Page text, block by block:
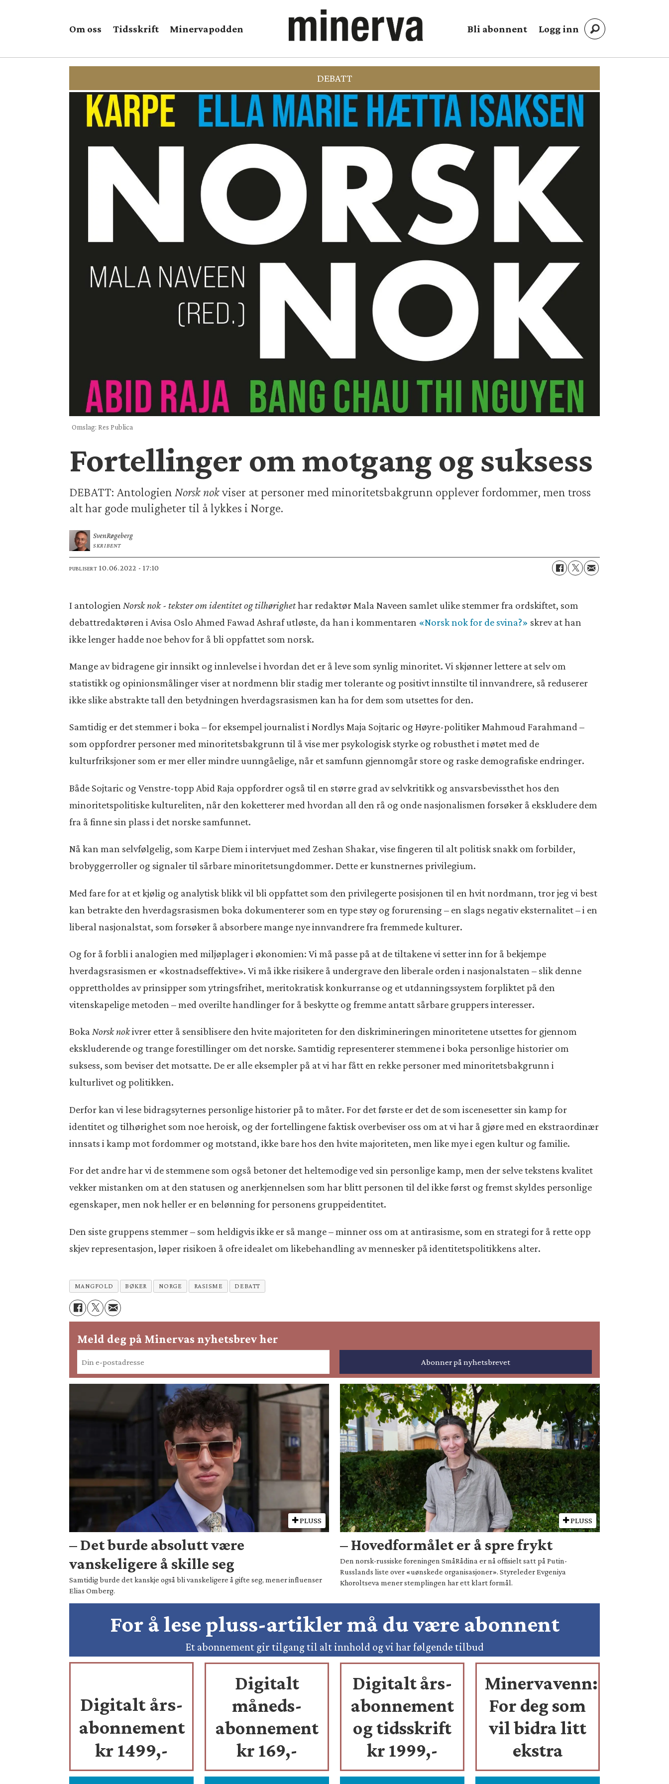
Om oss Tidsskrift Minervapodden Bli abonnent Logg inn
DEBATT
Omslag: Res Publica
Fortellinger om motgang og suksess
DEBATT: Antologien Norsk nokviser at personer med minoritetsbakgrunn opplever fordommer, men tross
alt har gode muligheter til å lykkes i Norge.
SvenRøgeberg
SKRIBENT
PUBLISERT 10.06.2022 - 17:10
I antologien Norsk nok - tekster om identitet og tilhørighethar redaktør Mala Naveen samlet ulike stemmer fra ordskiftet, som
debattredaktøren i Avisa Oslo Ahmed Fawad Ashraf utløste, da han i kommentaren «Norsk nok for de svina?» skrev at han
ikke lenger hadde noe behov for å bli oppfattet som norsk.
Mange av bidragene gir innsikt og innlevelse i hvordan det er å leve som synlig minoritet. Vi skjønner lettere at selv om
statistikk og opinionsmålinger viser at nordmenn blir stadig mer tolerante og positivt innstilte til innvandrere, så reduserer
ikke slike abstrakte tall den betydningen hverdagsrasismen kan ha for dem som utsettes for den.
Samtidig er det stemmer i boka – for eksempel journalist i Nordlys Maja Sojtaric og Høyre-politiker Mahmoud Farahmand –
som oppfordrer personer med minoritetsbakgrunn til å vise mer psykologisk styrke og robusthet i møtet med de
kulturfriksjoner som er mer eller mindre uunngåelige, når et samfunn gjennomgår store og raske demografiske endringer.
Både Sojtaric og Venstre-topp Abid Raja oppfordrer også til en større grad av selvkritikk og ansvarsbevissthet hos den
minoritetspolitiske kultureliten, når den koketterer med hvordan all den rå og onde nasjonalismen forsøker å ekskludere dem
fra å finne sin plass i det norske samfunnet.
Nå kan man selvfølgelig, som Karpe Diem i intervjuet med Zeshan Shakar, vise fingeren til alt politisk snakk om forbilder,
brobyggerroller og signaler til sårbare minoritetsungdommer. Dette er kunstnernes privilegium.
Med fare for at et kjølig og analytisk blikk vil bli oppfattet som den privilegerte posisjonen til en hvit nordmann, tror jeg vi best
kan betrakte den hverdagsrasismen boka dokumenterer som en type støy og forurensing – en slags negativ eksternalitet – i en
liberal nasjonalstat, som forsøker å absorbere mange nye innvandrere fra fremmede kulturer.
Og for å forbli i analogien med miljøplager i økonomien: Vi må passe på at de tiltakene vi setter inn for å bekjempe
hverdagsrasismen er «kostnadseffektive». Vi må ikke risikere å undergrave den liberale orden i nasjonalstaten – slik denne
opprettholdes av prinsipper som ytringsfrihet, meritokratisk konkurranse og et utdanningssystem forpliktet på den
vitenskapelige metoden – med overilte handlinger for å beskytte og fremme antatt sårbare gruppers interesser.
Boka Norsk nokivrer etter å sensiblisere den hvite majoriteten for den diskrimineringen minoritetene utsettes for gjennom
ekskluderende og trange forestillinger om det norske. Samtidig representerer stemmene i boka personlige historier om
suksess, som beviser det motsatte. De er alle eksempler på at vi har fått en rekke personer med minoritetsbakgrunn i
kulturlivet og politikken.
Derfor kan vi lese bidragsyternes personlige historier på to måter. For det første er det de som iscenesetter sin kamp for
identitet og tilhørighet som noe heroisk, og der fortellingene faktisk overbeviser oss om at vi har å gjøre med en ekstraordinær
innsats i kamp mot fordommer og motstand, ikke bare hos den hvite majoriteten, men like mye i egen kultur og familie.
For det andre har vi de stemmene som også betoner det heltemodige ved sin personlige kamp, men der selve tekstens kvalitet
vekker mistanken om at den statusen og anerkjennelsen som har blitt personen til del ikke først og fremst skyldes personlige
egenskaper, men nok heller er en belønning for personens gruppeidentitet.
Den siste gruppens stemmer – som heldigvis ikke er så mange – minner oss om at antirasisme, som en strategi for å rette opp
skjev representasjon, løper risikoen å ofre idealet om likebehandling av mennesker på identitetspolitikkens alter.
MANGFOLD BØKER NORGE RASISME DEBATT
Meld deg på Minervas nyhetsbrev her
PLUSS
– Det burde absolutt være
vanskeligere å skille seg
Samtidig burde det kanskje også bli vanskeligere å gifte seg, mener influenser
Elias Omberg.
PLUSS
– Hovedformålet er å spre frykt
Den norsk-russiske foreningen SmåRådina er nå offisielt satt på Putin-
Russlands liste over «uønskede organisasjoner». Styreleder Evgeniya
Khoroltseva mener stemplingen har ett klart formål.
For å lese pluss-artikler må du være abonnent
Et abonnement gir tilgang til alt innhold og vi har følgende tilbud
Digitalt års-
abonnement
kr 1499,-
Digitalt
måneds-
abonnement
kr 169,-
Digitalt års-
abonnement
og tidsskrift
kr 1999,-
Minervavenn:
For deg som
vil bidra litt
ekstra